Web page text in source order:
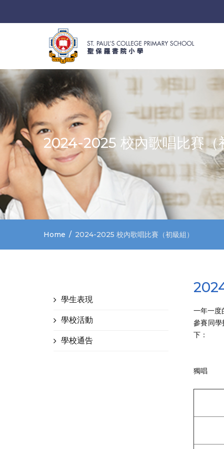
2024-2025 校內歌唱比賽（
Home 2024-2025 校內歌唱比賽（初級組）
學生表現
學校活動
學校通告
一年一度
參賽同
下：
獨唱